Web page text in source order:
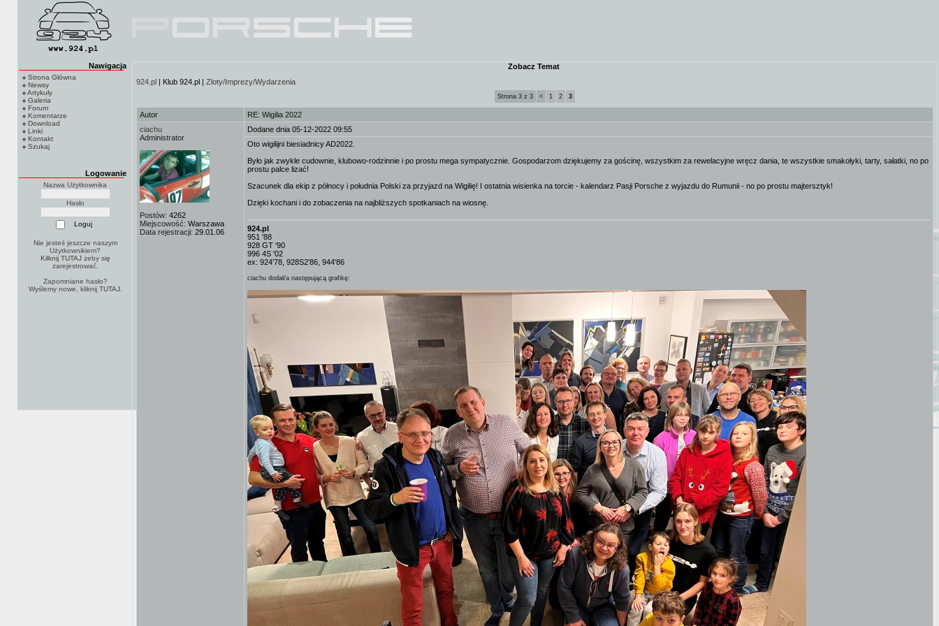
Nawigacja
Strona Główna
Newsy
Artykuły
Galeria
Forum
Komentarze
Download
Linki
Kontakt
Szukaj
Logowanie
Nazwa Użytkownika
Hasło
Nie jesteś jeszcze naszym
Użytkownikiem?
Kilknij TUTAJżeby się
zarejestrować.
Zapomniane hasło?
Wyślemy nowe, kliknij TUTAJ.
Zobacz Temat
924.pl | Klub 924.pl | Zloty/Imprezy/Wydarzenia
Strona 3 z 3 < 1 2 3
Autor
RE: Wigilia 2022
ciachu
Administrator
Postów: 4262
Miejscowość: Warszawa
Data rejestracji: 29.01.06
Dodane dnia 05-12-2022 09:55
Oto wigilijni biesiadnicy AD2022.
Było jak zwykle cudownie, klubowo-rodzinnie i po prostu mega sympatycznie. Gospodarzom dziękujemy za gościnę, wszystkim za rewelacyjne wręcz dania, te wszystkie smakołyki, tarty, sałatki, no po
prostu palce lizać!
Szacunek dla ekip z północy i południa Polski za przyjazd na Wigilię! I ostatnia wisienka na torcie - kalendarz Pasji Porsche z wyjazdu do Rumunii - no po prostu majtersztyk!
Dzięki kochani i do zobaczenia na najbliższych spotkaniach na wiosnę.
924.pl
951 '88
928 GT '90
996 4S '02
ex: 924'78, 928S2'86, 944'86
ciachu dodał/a następującą grafikę: